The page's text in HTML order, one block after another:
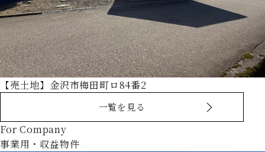
【売土地】金沢市梅田町ロ84番2
一覧を見る
For Company
事業用・収益物件